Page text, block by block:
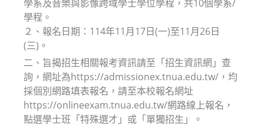
學系及音樂與影像跨域學士學位學程，共10個學系/
學程。
２、報名日期：114年11月17日(一)至11月26日
(三)。
二、旨揭招生相關報考資訊請至「招生資訊網」查
詢，網址為https://admissionex.tnua.edu.tw/，均
採個別網路填表報名，請至本校報名網址
https://onlineexam.tnua.edu.tw/網路線上報名，
點選學士班「特殊選才」或「單獨招生」。